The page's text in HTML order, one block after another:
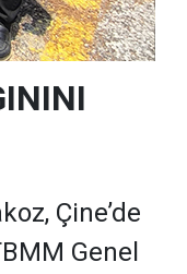
Çine’de
Genel